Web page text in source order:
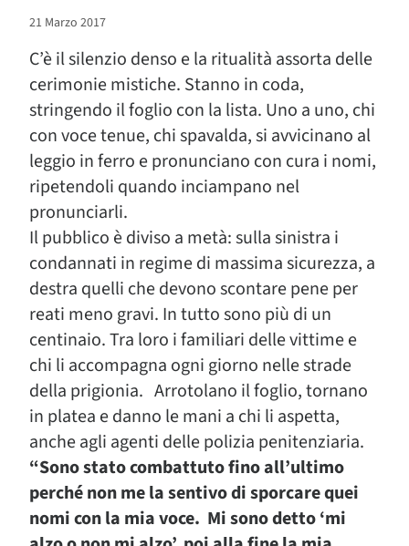
21 Marzo 2017
C’è il silenzio denso e la ritualità assorta delle
cerimonie mistiche. Stanno in coda,
stringendo il foglio con la lista. Uno a uno, chi
con voce tenue, chi spavalda, si avvicinano al
leggio in ferro e pronunciano con cura i nomi,
ripetendoli quando inciampano nel
pronunciarli.
Il pubblico è diviso a metà: sulla sinistra i
condannati in regime di massima sicurezza, a
destra quelli che devono scontare pene per
reati meno gravi. In tutto sono più di un
centinaio. Tra loro i familiari delle vittime e
chi li accompagna ogni giorno nelle strade
della prigionia. Arrotolano il foglio, tornano
in platea e danno le mani a chi li aspetta,
anche agli agenti delle polizia penitenziaria.
“Sono stato combattuto fino all’ultimo
perché non me la sentivo di sporcare quei
nomi con la mia voce. Mi sono detto ‘mi